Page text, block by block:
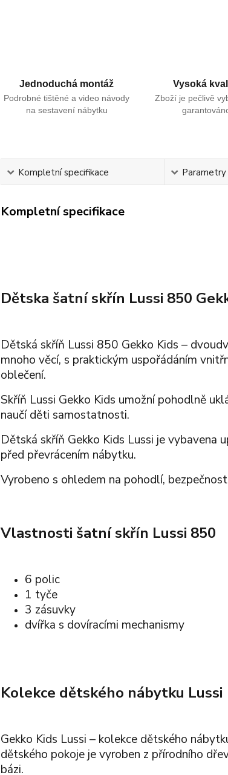
Jednoduchá montáž
Podrobné tištěné a video návody
na sestavení nábytku
Vysoká
Zboží je pečlivě
Kompletní specifikace Parametry
Kompletní specifikace
Dětska šatní skřín Lussi 850
Dětská skříň Lussi 850 Gekko Kids –
mnoho věcí, s praktickým uspořádáním
oblečení.
Skříň Lussi Gekko Kids umožní pohodlně
naučí děti samostatnosti.
Dětská skříň Gekko Kids Lussi je vybavena
před převrácením nábytku.
Vyrobeno s ohledem na pohodlí,
Vlastnosti šatní skřín Lussi 850
6 polic
1 tyče
3 zásuvky
dvířka s dovíracími mechanismy
Kolekce dětského nábytku Lussi
Gekko Kids Lussi – kolekce dětského
dětského pokoje je vyroben z přírodního
bázi.